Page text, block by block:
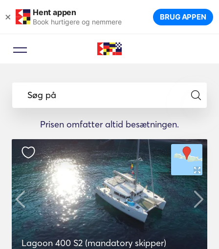
× Hent appen
Book hurtigere og nemmere BRUG APPEN
Søg på
Prisen omfatter altid besætningen.
Lagoon 400 S2 (mandatory skipper)